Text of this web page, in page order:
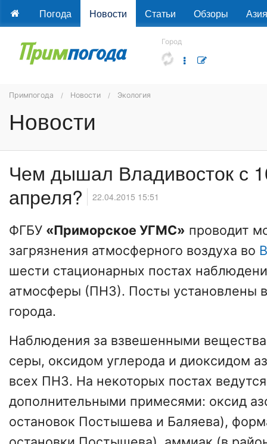
Погода Новости Статьи Обзоры Азия
Город
Примпогода Новости Экология
Новости
Чем дышал Владивосток с
апреля?
22.04.2015 15:51
ФГБУ «Приморское УГМС» проводит
загрязнения атмосферного воздуха во
шести стационарных постах
атмосферы (ПНЗ). Посты установлены
города.
Наблюдения за взвешенными
серы, оксидом углерода и диоксидом
всех ПНЗ. На некоторых постах
дополнительными примесями: оксид
остановок Постышева и Баляева),